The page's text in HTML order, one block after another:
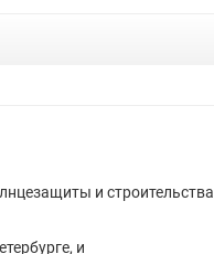
и строительства
и